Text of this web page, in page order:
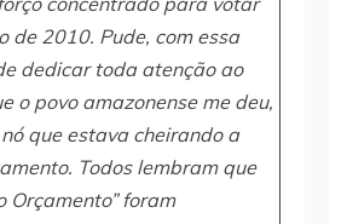
de 2010. Pude, com essa
dedicar toda atenção ao
o povo amazonense me deu,
que estava cheirando a
Todos lembram que
Orçamento” foram